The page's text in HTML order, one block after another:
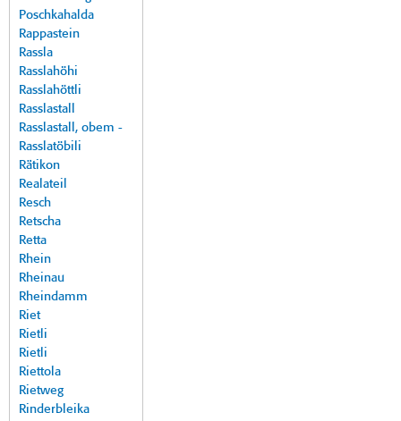
Poschkahalda
Rappastein
Rassla
Rasslahöhi
Rasslahöttli
Rasslastall
Rasslastall, obem -
Rasslatöbili
Rätikon
Realateil
Resch
Retscha
Retta
Rhein
Rheinau
Rheindamm
Riet
Rietli
Rietli
Riettola
Rietweg
Rinderbleika